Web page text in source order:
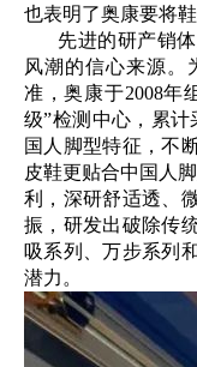
也表明了奥康要将
先进的研产销
风潮的信心来源。
准，奥康于2008年
级”检测中心，累计
国人脚型特征，不
皮鞋更贴合中国人
利，深研舒适透、
振，研发出破除传
吸系列、万步系列
潜力。